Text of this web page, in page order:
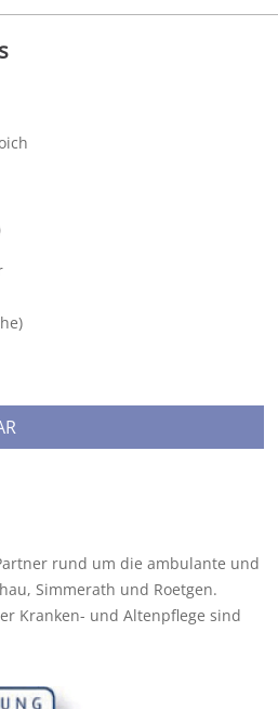
rund um die ambulante und
Simmerath und Roetgen.
Kranken- und Altenpflege sind